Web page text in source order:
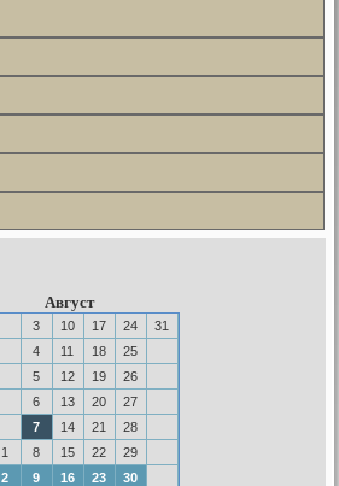
Август
3 10 17 24
31
4 11 18
25
5 12 19
26
6 13 20
27
7 14 21
28
1 8 15 22
29
2 9 16 23 30